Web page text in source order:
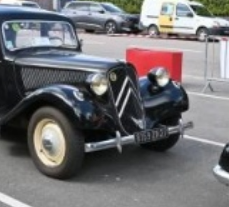
Notre local
La Boutique
Les pièces
L’assurance
Liens
La Revue
Les salons
La traction
La Traction des
membres
Bibliographie
Présentation 7
Présentation 11
Présentation 15 six